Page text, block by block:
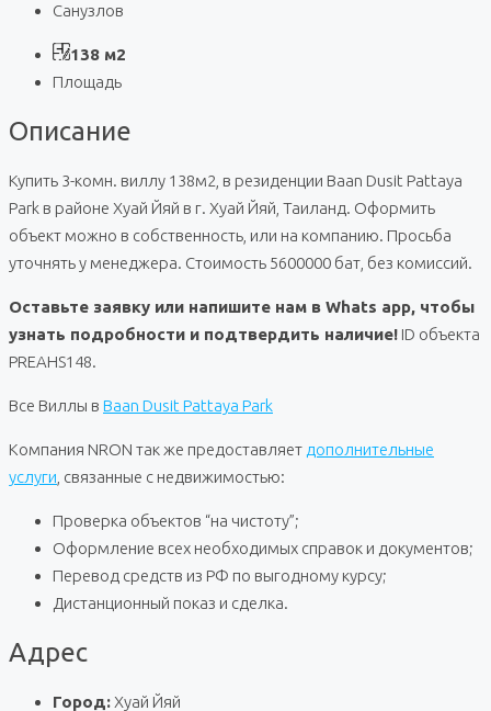
Санузлов
138 м2
Площадь
Описание
Купить 3-комн. виллу 138м2, в резиденции Baan Dusit Pattaya
Park в районе Хуай Йяй в г. Хуай Йяй, Таиланд. Оформить
объект можно в собственность, или на компанию. Просьба
уточнять у менеджера. Стоимость 5600000 бат, без комиссий.
Оставьте заявку или напишите нам в Whats app, чтобы
узнать подробности и подтвердить наличие! ID объекта
PREAHS148.
Все Виллы в Baan Dusit Pattaya Park
Компания NRON так же предоставляет дополнительные
услуги , связанные с недвижимостью:
Проверка объектов “на чистоту”;
Оформление всех необходимых справок и документов;
Перевод средств из РФ по выгодному курсу;
Дистанционный показ и сделка.
Адрес
Город:Хуай Йяй